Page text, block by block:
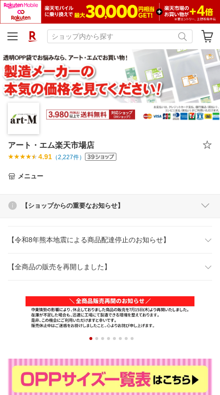
アート・エム楽天市場店
4.91 （2,227件）
メニュー
【ショップからの重要なお知らせ】
【令和8年熊本地震による商品配達停止のお知らせ】
【全商品の販売を再開しました】